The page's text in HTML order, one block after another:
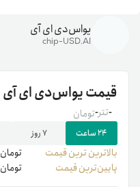
یواس‌دی ای آی
chip-USD.AI
قیمتیواس‌دی ای آی
-تومان -تتر
۲۴ ساعت ۷ روز
بالاترین ‌ترین قیمت تومان
پایین‌ترین قیمت
تومان